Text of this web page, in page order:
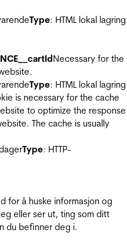
Type: HTML lokal lagring
Necessary for the
Type: HTML lokal lagring
is necessary for the cache
to optimize the response
The cache is usually
Type: HTTP-
for å huske informasjon og
eller ser ut, ting som ditt
du befinner deg i.